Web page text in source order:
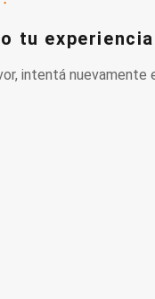
tu experiencia
intentá nuevamente